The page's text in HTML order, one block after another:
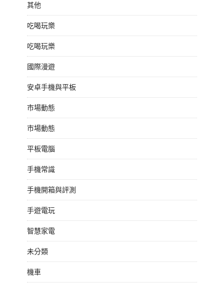
其他
吃喝玩樂
吃喝玩樂
國際漫遊
安卓手機與平板
市場動態
市場動態
平板電腦
手機常識
手機開箱與評測
手遊電玩
智慧家電
未分類
機車